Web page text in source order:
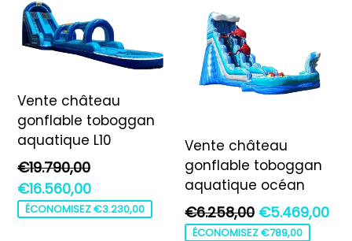
Vente château
gonflable toboggan
aquatique L10
Prix
régulier
€19.790,00
€16.560,00
ÉCONOMISEZ €3.230,00
Vente château
gonflable toboggan
aquatique océan
Prix
régulier
€6.258,00 €5.469,00
ÉCONOMISEZ €789,00